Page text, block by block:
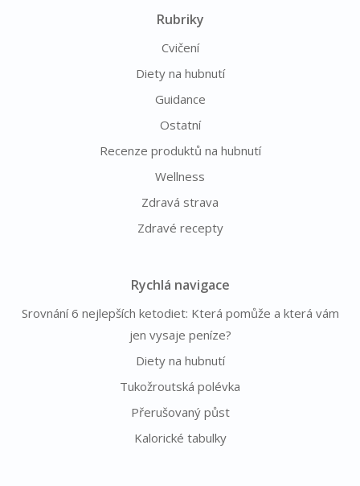
Rubriky
Cvičení
Diety na hubnutí
Guidance
Ostatní
Recenze produktů na hubnutí
Wellness
Zdravá strava
Zdravé recepty
Rychlá navigace
Srovnání 6 nejlepších ketodiet: Která pomůže a která vám
jen vysaje peníze?
Diety na hubnutí
Tukožroutská polévka
Přerušovaný půst
Kalorické tabulky